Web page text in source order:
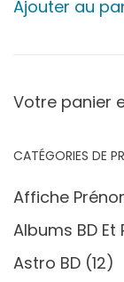
Ajouter au
Votre panier
CATÉGORIES DE
Affiche
Albums BD
Astro BD (12)